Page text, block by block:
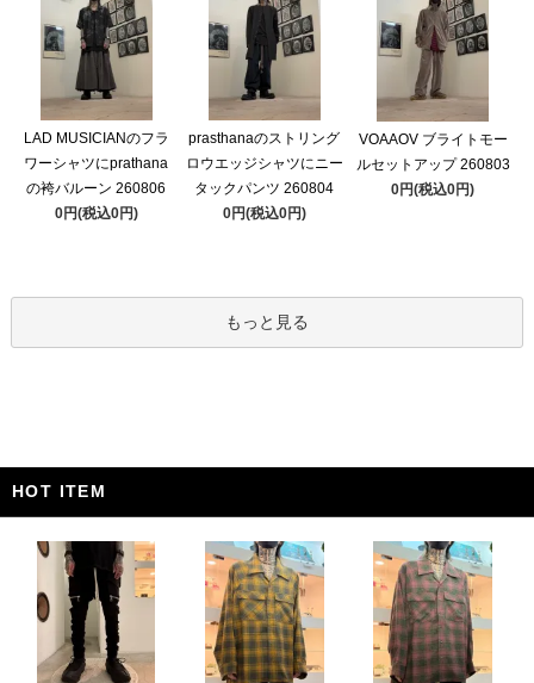
LAD MUSICIANのフラ
ワーシャツにprathana
の袴バルーン 260806
0円(税込0円)
prasthanaのストリング
ロウエッジシャツにニー
タックパンツ 260804
0円(税込0円)
VOAAOV ブライトモー
ルセットアップ 260803
0円(税込0円)
もっと見る
HOT ITEM